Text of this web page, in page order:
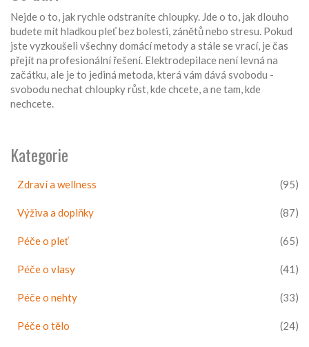
Nejde o to, jak rychle odstraníte chloupky. Jde o to, jak dlouho
budete mít hladkou pleť bez bolesti, zánětů nebo stresu. Pokud
jste vyzkoušeli všechny domácí metody a stále se vrací, je čas
přejít na profesionální řešení. Elektrodepilace není levná na
začátku, ale je to jediná metoda, která vám dává svobodu -
svobodu nechat chloupky růst, kde chcete, a ne tam, kde
nechcete.
Kategorie
Zdraví a wellness (95)
Výživa a doplňky (87)
Péče o pleť (65)
Péče o vlasy (41)
Péče o nehty (33)
Péče o tělo (24)